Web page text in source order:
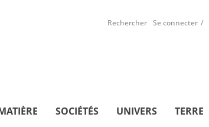
Rechercher Se connecter
SOCIÉTÉS UNIVERS TERRE